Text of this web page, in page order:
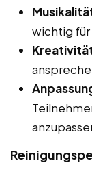
wichtig für